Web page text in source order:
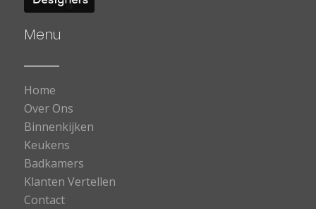
Menu
Home
Over Ons
Binnenkijken
Keukens
Badkamers
Klanten Vertellen
Contact